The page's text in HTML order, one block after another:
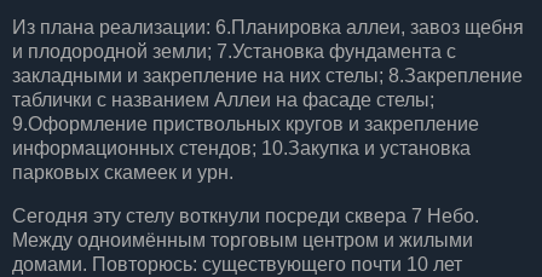
Из плана реализации: 6.Планировка аллеи, завоз щебня
и плодородной земли; 7.Установка фундамента с
закладными и закрепление на них стелы; 8.Закрепление
таблички с названием Аллеи на фасаде стелы;
9.Оформление приствольных кругов и закрепление
информационных стендов; 10.Закупка и установка
парковых скамеек и урн.
Сегодня эту стелу воткнули посреди сквера 7 Небо.
Между одноимённым торговым центром и жилыми
домами. Повторюсь: существующего почти 10 лет